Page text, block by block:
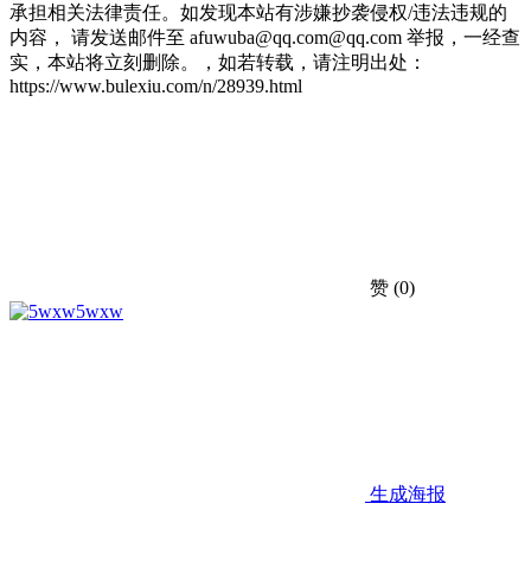
承担相关法律责任。如发现本站有涉嫌抄袭侵权/违法违规的
内容， 请发送邮件至 afuwuba@qq.com@qq.com 举报，一经查
实，本站将立刻删除。，如若转载，请注明出处：
https://www.bulexiu.com/n/28939.html
赞 (0)
5wxw
生成海报